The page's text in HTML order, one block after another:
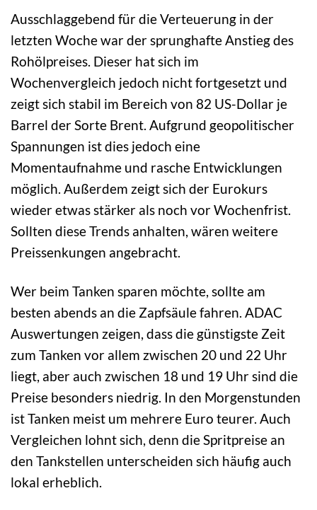
Ausschlaggebend für die Verteuerung in der
letzten Woche war der sprunghafte Anstieg des
Rohölpreises. Dieser hat sich im
Wochenvergleich jedoch nicht fortgesetzt und
zeigt sich stabil im Bereich von 82 US-Dollar je
Barrel der Sorte Brent. Aufgrund geopolitischer
Spannungen ist dies jedoch eine
Momentaufnahme und rasche Entwicklungen
möglich. Außerdem zeigt sich der Eurokurs
wieder etwas stärker als noch vor Wochenfrist.
Sollten diese Trends anhalten, wären weitere
Preissenkungen angebracht.
Wer beim Tanken sparen möchte, sollte am
besten abends an die Zapfsäule fahren. ADAC
Auswertungen zeigen, dass die günstigste Zeit
zum Tanken vor allem zwischen 20 und 22 Uhr
liegt, aber auch zwischen 18 und 19 Uhr sind die
Preise besonders niedrig. In den Morgenstunden
ist Tanken meist um mehrere Euro teurer. Auch
Vergleichen lohnt sich, denn die Spritpreise an
den Tankstellen unterscheiden sich häufig auch
lokal erheblich.